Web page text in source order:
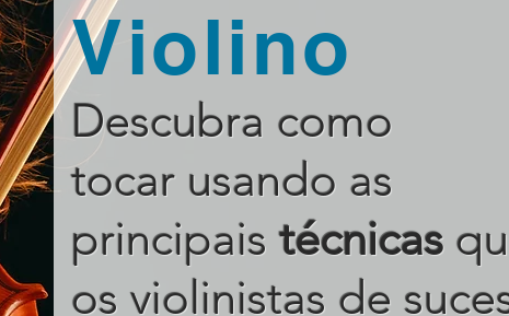
Violino
Descubra como
tocar usando as
principaistécnicas
os violinistas de